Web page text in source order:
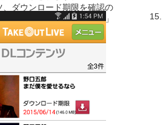
、ダウンロード期限を確認の
ンツをダウンロードする」
ップします。
15.